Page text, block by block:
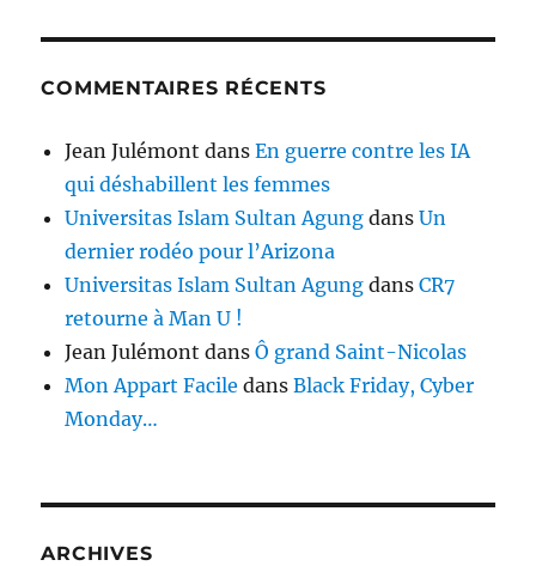
COMMENTAIRES RÉCENTS
Jean Julémont dansEn guerre contre les IA
qui déshabillent les femmes
Universitas Islam Sultan Agung dansUn
dernier rodéo pour l’Arizona
Universitas Islam Sultan Agung dansCR7
retourne à Man U !
Jean Julémont dansÔ grand Saint-Nicolas
Mon Appart Facile dansBlack Friday, Cyber
Monday…
ARCHIVES